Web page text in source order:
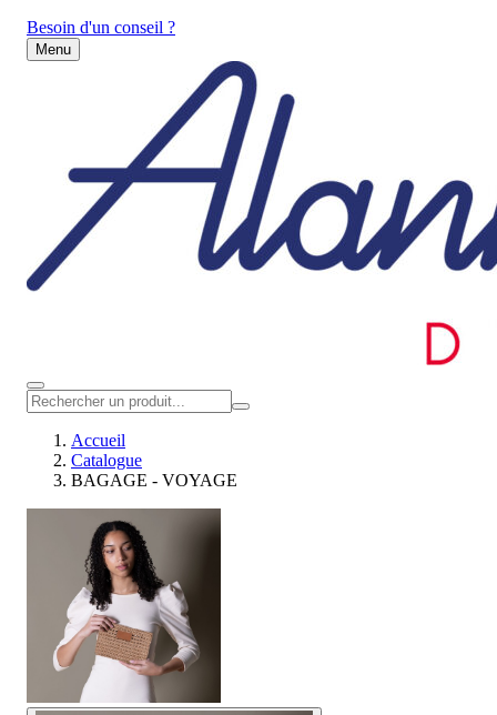
Besoin d'un conseil ?
Menu
Accueil
Catalogue
BAGAGE - VOYAGE